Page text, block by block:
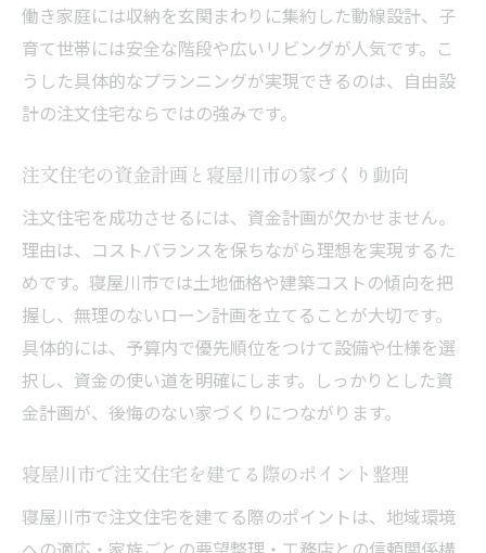
で実感
自由設計と注文住宅で叶う快適な住まい体
験
家族の暮らしやすさ重視した家づくり提案
注文住宅で家族が快適に暮らせる間取り設
寝屋川市の注文住宅に適した家族目線の工
夫
家事ラクと子育てのしやすさを叶える注文
工務店とつくる暮らしやすい注文住宅の提
案
さ重視
寝屋川市で暮らしやすさを追求した注文住
宅選び
働き家庭には収納を玄関まわりに集約した動線設計、子
育て世帯には安全な階段や広いリビングが人気です。こ
うした具体的なプランニングが実現できるのは、自由設
計の注文住宅ならではの強みです。
注文住宅の資金計画と寝屋川市の家づくり動向
注文住宅を成功させるには、資金計画が欠かせません。
理由は、コストバランスを保ちながら理想を実現するた
めです。寝屋川市では土地価格や建築コストの傾向を把
握し、無理のないローン計画を立てることが大切です。
具体的には、予算内で優先順位をつけて設備や仕様を選
択し、資金の使い道を明確にします。しっかりとした資
金計画が、後悔のない家づくりにつながります。
寝屋川市で注文住宅を建てる際のポイント整理
寝屋川市で注文住宅を建てる際のポイントは、地域環境